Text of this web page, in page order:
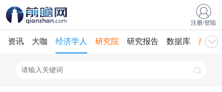
注册/登陆
资讯 大咖 经济学人 研究院 研究报告 数据库 产业